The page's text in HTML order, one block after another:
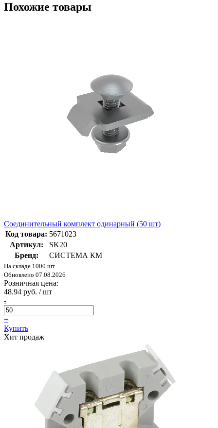
Похожие товары
Соединительный комплект одинарный (50 шт)
Код товара: 5671023
Артикул:
SK20
Бренд:
СИСТЕМА КМ
На складе 1000 шт
Обновлено 07.08.2026
Розничная цена:
48.94 руб. / шт
-
+
Купить
Хит продаж